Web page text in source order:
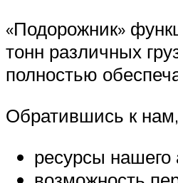
«Подорожник»
тонн различных
полностью
Обратившись к
ресурсы нашего